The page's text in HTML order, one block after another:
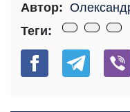
Автор:
Теги: